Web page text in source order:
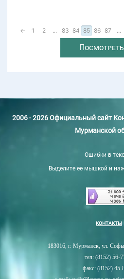
← 1 2 ... 83 84 85 86 87 ...
2006 - 2026 Официальный сайт
Мурманской
Ошибки в
Выделите ее мышкой и
КОНТАКТЫ
183016, г. Мурманск, ул.
тел: (8152) 56-
факс: (8152) 45-